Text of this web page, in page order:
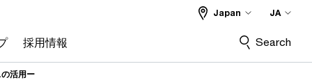
採用情報
Japan JA
Search
活用ー